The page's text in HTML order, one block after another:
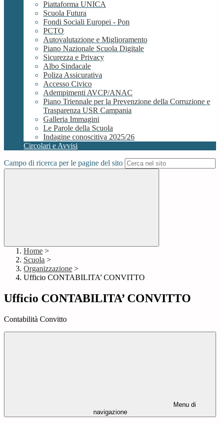
Piattaforma UNICA
Scuola Futura
Fondi Sociali Europei - Pon
PCTO
Autovalutazione e Miglioramento
Piano Nazionale Scuola Digitale
Sicurezza e Privacy
Albo Sindacale
Poliza Assicurativa
Accesso Civico
Adempimenti AVCP/ANAC
Piano Triennale per la Prevenzione della Corruzione e
Trasparenza USR Campania
Galleria Immagini
Le Parole della Scuola
Indagine conoscitiva 2025/26
Circolari e Avvisi
Campo di ricerca per le pagine del sito
Home >
Scuola >
Organizzazione >
Ufficio CONTABILITA’ CONVITTO
Ufficio CONTABILITA’ CONVITTO
Contabilità Convitto
Menu di
navigazione